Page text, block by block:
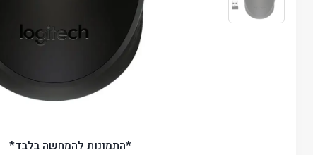
*התמונות להמחשה בלבד*